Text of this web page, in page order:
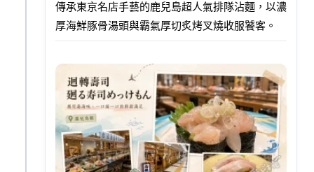
傳承東京名店手藝的鹿兒島超人氣排隊沾麵，以濃
厚海鮮豚骨湯頭與霸氣厚切炙烤叉燒收服饕客。